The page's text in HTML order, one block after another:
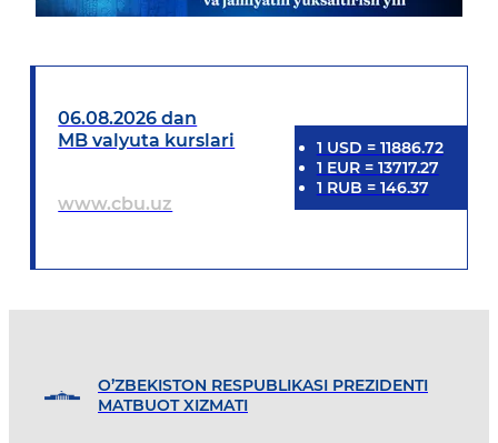
06.08.2026 dan
MB valyuta kurslari
www.cbu.uz
1 USD = 11886.72
1 EUR= 13717.27
1 RUB = 146.37
O’ZBEKISTON RESPUBLIKASI PREZIDENTI
MATBUOT XIZMATI